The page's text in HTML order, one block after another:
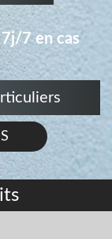
7 en cas